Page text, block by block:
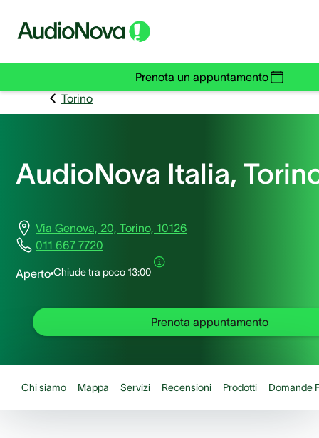
Prenota un appuntamento
Torino
AudioNova Italia,
Via Genova, 20, Torino, 10126
011 667 7720
Aperto Chiude tra poco 13:00
Prenota appuntamento
Chi siamo Mappa Servizi Recensioni Prodotti Domande